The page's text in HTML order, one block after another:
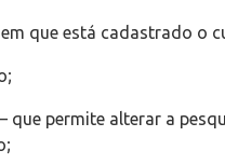
que está cadastrado o
– que permite alterar a